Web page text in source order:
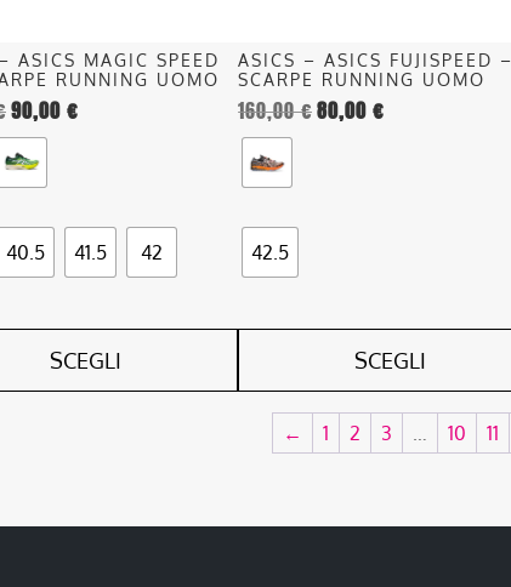
ASICS MAGIC SPEED
RUNNING UOMO
90,00€
40.5 41.5 42
SCEGLI
ASICS – ASICS FUJISPEED –
SCARPE RUNNING UOMO
160,00€80,00€
42.5
SCEGLI
pagina
del
prodotto
← 1 2 3 10 11